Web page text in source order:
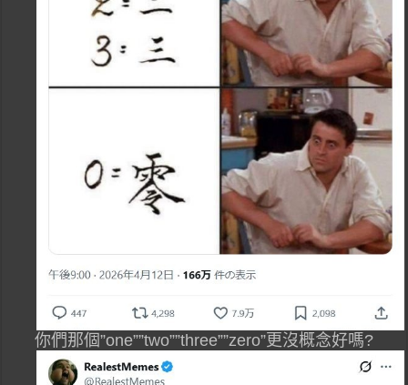
你們那個”one””two””three””zero”更沒概念好嗎?